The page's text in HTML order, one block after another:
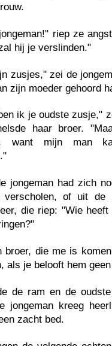
riep ze
hij je verslinden."
zusjes," zei de
zijn moeder gehoord
ik je oudste zusje,"
haar broer.
want mijn man
jongeman had zich
verscholen, of uit de
die riep: "Wie heeft
broer, die me is
als je belooft hem
de ram en de
jongeman kreeg
zacht bed.